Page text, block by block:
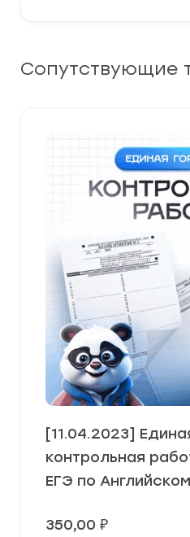
Сопутствующие
[11.04.2023]
контрольная
ЕГЭ по
350,00 ₽